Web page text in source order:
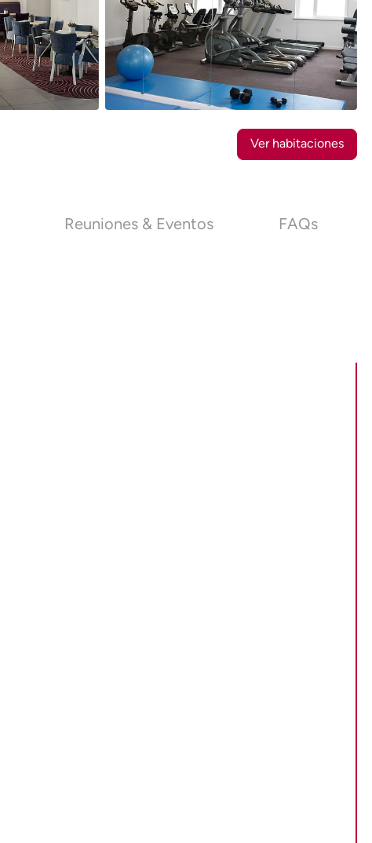
Ver habitaciones
Reuniones & Eventos FAQs